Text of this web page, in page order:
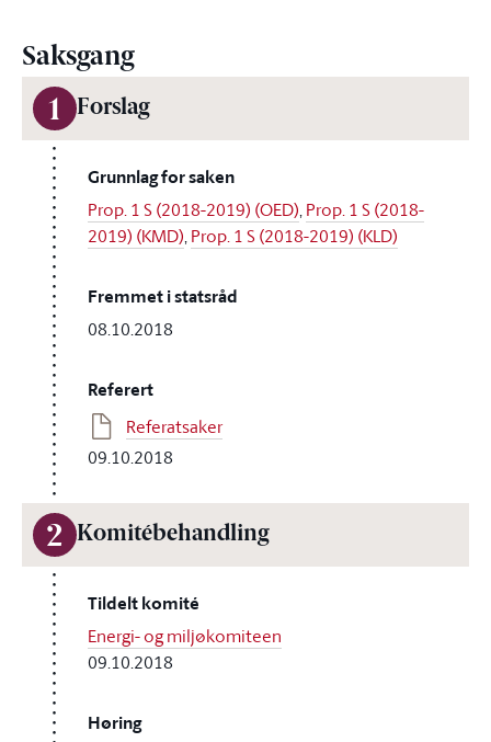
Saksgang
1 Forslag
Grunnlag for saken
Prop. 1 S (2018-2019) (OED),Prop. 1 S (2018-
2019) (KMD),Prop. 1 S (2018-2019) (KLD)
Fremmet i statsråd
08.10.2018
Referert
Referatsaker
09.10.2018
2 Komitébehandling
Tildelt komité
Energi- og miljøkomiteen
09.10.2018
Høring